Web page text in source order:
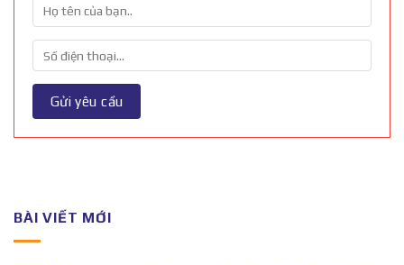
BÀI VIẾT MỚI